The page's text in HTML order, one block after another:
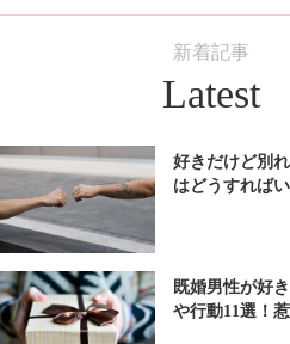
新着記事
Latest
好きだけど別
はどうすれば
既婚男性が好
や行動11選！